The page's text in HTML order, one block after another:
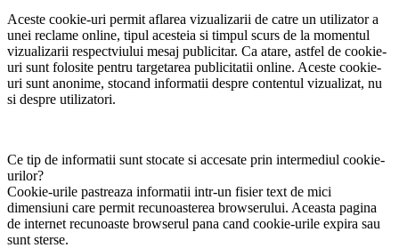
Aceste cookie-uri permit aflarea vizualizarii de catre un utilizator a
unei reclame online, tipul acesteia si timpul scurs de la momentul
vizualizarii respectviului mesaj publicitar. Ca atare, astfel de cookie-
uri sunt folosite pentru targetarea publicitatii online. Aceste cookie-
uri sunt anonime, stocand informatii despre contentul vizualizat, nu
si despre utilizatori.
Ce tip de informatii sunt stocate si accesate prin intermediul cookie-
urilor?
Cookie-urile pastreaza informatii intr-un fisier text de mici
dimensiuni care permit recunoasterea browserului. Aceasta pagina
de internet recunoaste browserul pana cand cookie-urile expira sau
sunt sterse.